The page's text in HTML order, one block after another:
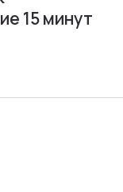
ОФОРМЛЕНИЕ
15 минут